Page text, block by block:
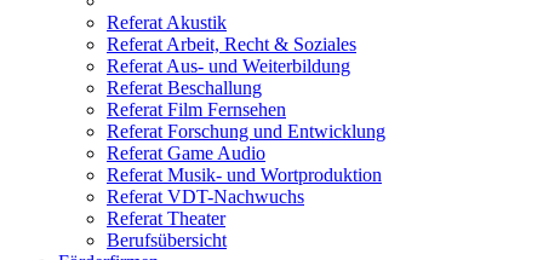
Referat Akustik
Referat Arbeit, Recht & Soziales
Referat Aus- und Weiterbildung
Referat Beschallung
Referat Film Fernsehen
Referat Forschung und Entwicklung
Referat Game Audio
Referat Musik- und Wortproduktion
Referat VDT-Nachwuchs
Referat Theater
Berufsübersicht